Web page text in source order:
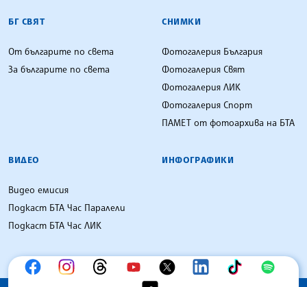
БГ СВЯТ
От българите по света
За българите по света
СНИМКИ
Фотогалерия България
Фотогалерия Свят
Фотогалерия ЛИК
Фотогалерия Спорт
ПАМЕТ от фотоархива на БТА
ВИДЕО
Видео емисия
Подкаст БТА Час Паралели
Подкаст БТА Час ЛИК
ИНФОГРАФИКИ